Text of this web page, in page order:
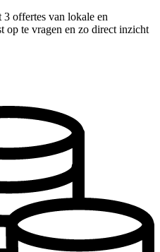
offertes van lokale en
op te vragen en zo direct inzicht